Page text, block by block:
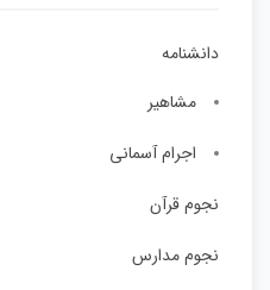
دانشنامه
مشاهیر
اجرام آسمانی
نجوم قرآن
نجوم مدارس